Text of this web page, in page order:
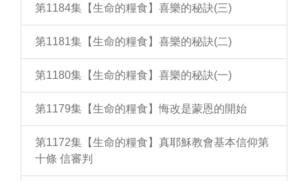
第1184集【生命的糧食】喜樂的秘訣(三)
第1181集【生命的糧食】喜樂的秘訣(二)
第1180集【生命的糧食】喜樂的秘訣(一)
第1179集【生命的糧食】悔改是蒙恩的開始
第1172集【生命的糧食】真耶穌教會基本信仰第
十條 信審判